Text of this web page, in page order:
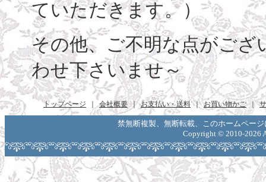
ていただきます。）
その他、ご不明な点がご
わせ下さいませ～
トップページ 会社概要 ｜ お支払い・送料 ｜ お買い物かご ｜
禁無断複製、無断転載、このホームペー
Copyright © 2010-2026